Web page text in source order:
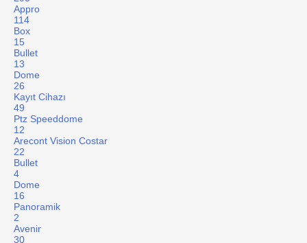
Appro
114
Box
15
Bullet
13
Dome
26
Kayıt Cihazı
49
Ptz Speeddome
12
Arecont Vision Costar
22
Bullet
4
Dome
16
Panoramik
2
Avenir
30